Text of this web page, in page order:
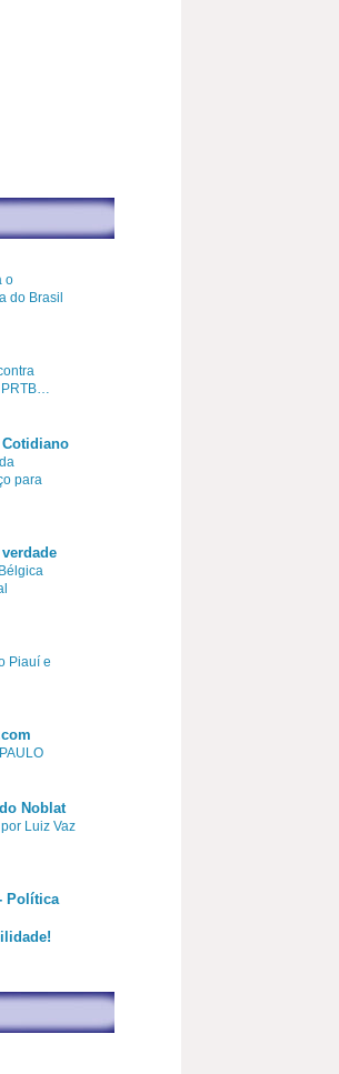
o
do Brasil
PRTB…
para
Piauí e
Noblat
Luiz Vaz
Política